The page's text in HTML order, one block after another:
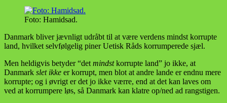
Foto: Hamidsad.
Danmark bliver jævnligt udråbt til at være verdens mindst korrupte
land, hvilket selvfølgelig piner Uetisk Råds korrumperede sjæl.
Men heldigvis betyder “det mindstkorrupte land” jo ikke, at
Danmark slet ikke er korrupt, men blot at andre lande er endnu mere
korrupte; og i øvrigt er det jo ikke værre, end at det kan laves om
ved at korrumpere løs, så Danmark kan klatre op/ned ad rangstigen.